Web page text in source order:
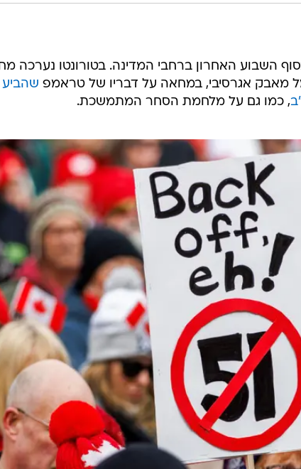
השבוע האחרון ברחבי המדינה. בטורונטו נערכה
שהביע
, כמו גם על מלחמת הסחר המתמשכת.